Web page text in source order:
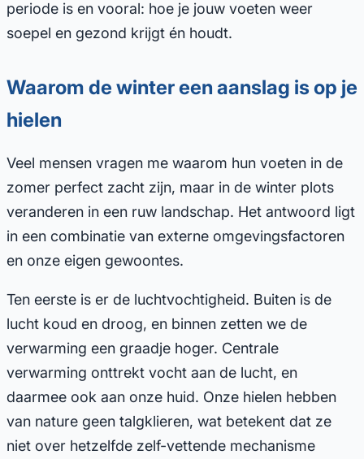
periode is en vooral: hoe je jouw voeten weer
soepel en gezond krijgt én houdt.
Waarom de winter een aanslag is op je
hielen
Veel mensen vragen me waarom hun voeten in de
zomer perfect zacht zijn, maar in de winter plots
veranderen in een ruw landschap. Het antwoord ligt
in een combinatie van externe omgevingsfactoren
en onze eigen gewoontes.
Ten eerste is er de luchtvochtigheid. Buiten is de
lucht koud en droog, en binnen zetten we de
verwarming een graadje hoger. Centrale
verwarming onttrekt vocht aan de lucht, en
daarmee ook aan onze huid. Onze hielen hebben
van nature geen talgklieren, wat betekent dat ze
niet over hetzelfde zelf-vettende mechanisme